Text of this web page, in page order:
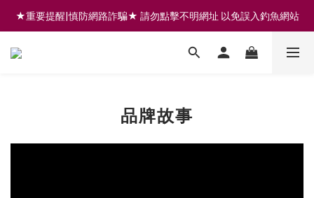
註冊會員享200元購物金 | 全館滿999免運 | 可門市取貨/安裝
★重要提醒|慎防網路詐騙★ 請勿點擊不明網址 以免誤入釣魚網站
註冊會員享200元購物金 | 全館滿999免運 | 可門市取貨/安裝
品牌故事